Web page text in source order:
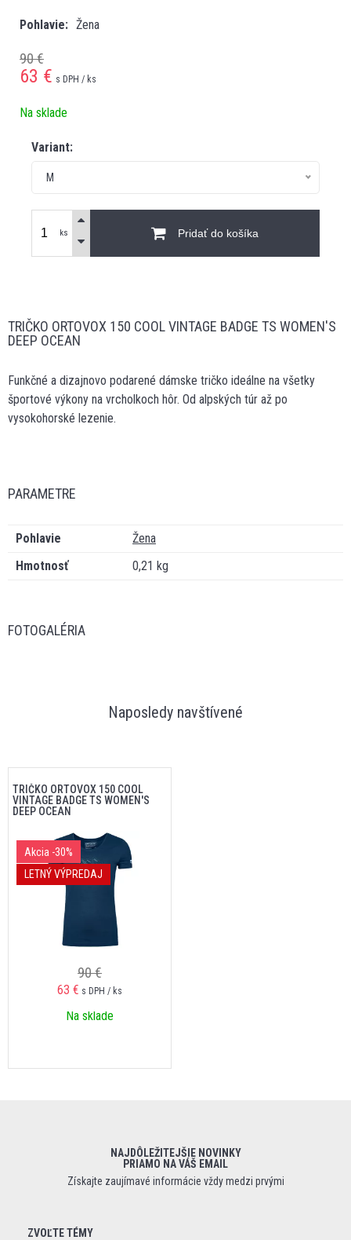
Pohlavie Žena
90 €
63 € s DPH / ks
Na sklade
Variant:
M
ks Pridať do košíka
TRIČKO ORTOVOX 150 COOL VINTAGE BADGE TS WOMEN'S
DEEP OCEAN
Funkčné a dizajnovo podarené dámske tričko ideálne na všetky
športové výkony na vrcholkoch hôr. Od alpských túr až po
vysokohorské lezenie.
PARAMETRE
Pohlavie
Žena
Hmotnosť
0,21 kg
FOTOGALÉRIA
Naposledy navštívené
TRIČKO ORTOVOX 150 COOL
VINTAGE BADGE TS WOMEN'S
DEEP OCEAN
Akcia -30%
LETNÝ VÝPREDAJ
90 €
63 € s DPH / ks
Na sklade
NAJDÔLEŽITEJŠIE NOVINKY
PRIAMO NA VÁŠ EMAIL
Získajte zaujímavé informácie vždy medzi prvými
ZVOĽTE TÉMY